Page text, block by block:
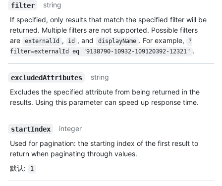
filter
string
If specified, only results that match the specified filter will be
returned. Multiple filters are not supported. Possible filters
are
externalId , id , and displayName . For example,
?
filter=externalId eq "9138790-10932-109120392-12321" .
excludedAttributes
string
Excludes the specified attribute from being returned in the
results. Using this parameter can speed up response time.
startIndex
integer
Used for pagination: the starting index of the first result to
return when paginating through values.
默认: 1